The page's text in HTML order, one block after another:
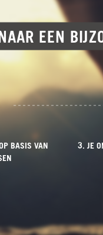
EEN
BASIS VAN
3. JE